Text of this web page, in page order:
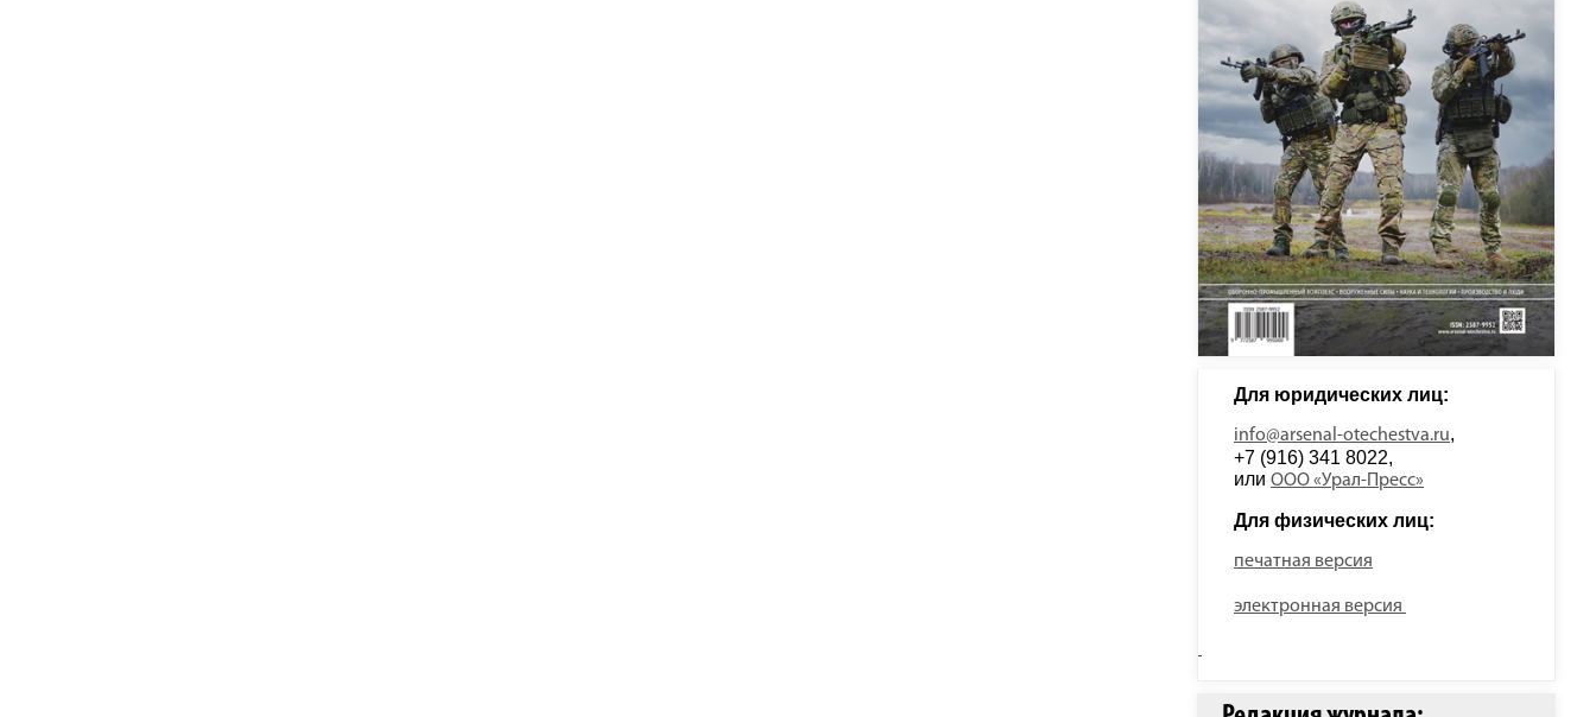
Для юридических лиц:
info@arsenal-otechestva.ru,
+7 (916) 341 8022,
или ООО «Урал-Пресс»
Для физических лиц:
печатная версия
электронная версия